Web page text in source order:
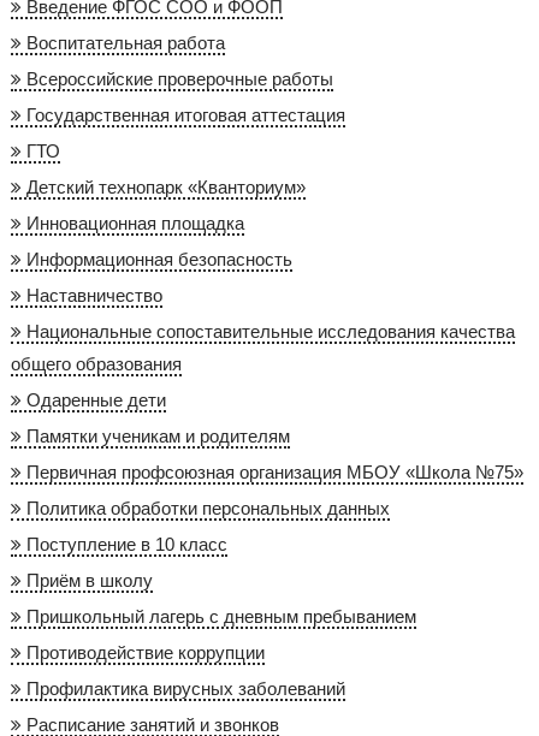
Введение ФГОС СОО и ФООП
Воспитательная работа
Всероссийские проверочные работы
Государственная итоговая аттестация
ГТО
Детский технопарк «Кванториум»
Инновационная площадка
Информационная безопасность
Наставничество
Национальные сопоставительные исследования качества
общего образования
Одаренные дети
Памятки ученикам и родителям
Первичная профсоюзная организация МБОУ «Школа №75»
Политика обработки персональных данных
Поступление в 10 класс
Приём в школу
Пришкольный лагерь с дневным пребыванием
Противодействие коррупции
Профилактика вирусных заболеваний
Расписание занятий и звонков